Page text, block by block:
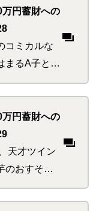
もはや運命
から頭を
円蓄財への
コミカルな
まるA子とK
白くてかわ
魅力にちょ
込んでしま
れる！」
円蓄財への
天才ツイン
おすそ分
、お小遣い
財布を開く